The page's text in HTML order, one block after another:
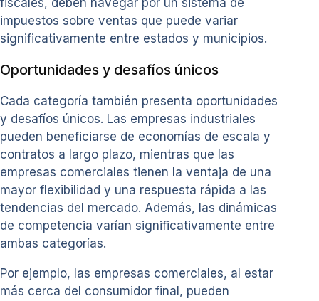
fiscales, deben navegar por un sistema de
impuestos sobre ventas que puede variar
significativamente entre estados y municipios.
Oportunidades y desafíos únicos
Cada categoría también presenta oportunidades
y desafíos únicos. Las empresas industriales
pueden beneficiarse de economías de escala y
contratos a largo plazo, mientras que las
empresas comerciales tienen la ventaja de una
mayor flexibilidad y una respuesta rápida a las
tendencias del mercado. Además, las dinámicas
de competencia varían significativamente entre
ambas categorías.
Por ejemplo, las empresas comerciales, al estar
más cerca del consumidor final, pueden